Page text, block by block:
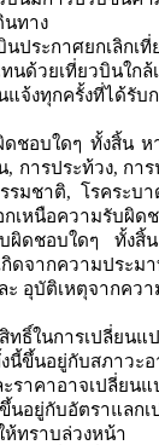
ทาง
นประกาศยกเลิก
นด้วยเที่ยวบินใกล้
แจ้งทุกครั้งที่ได้รับ
ชอบใดๆ ทั้งสิ้น ห
, การประท้วง, กา
รมชาติ,โรคระบา
เหนือความรับผิด
ผิดชอบใดๆ ทั้งสิ้
จากความประมา
ะ อุบัติเหตุจากคว
ธิ์ในการเปลี่ยนแ
นี้ขึ้นอยู่กับสภาวะ
คาอาจเปลี่ยนแป
กับอัตราแลกเป
ห้ทราบล่วงหน้า